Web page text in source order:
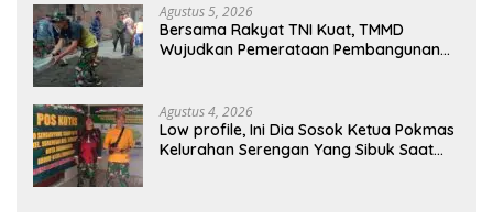
Agustus 5, 2026
Bersama Rakyat TNI Kuat, TMMD
Wujudkan Pemerataan Pembangunan
Agustus 4, 2026
Low profile, Ini Dia Sosok Ketua Pokmas
Kelurahan Serengan Yang Sibuk Saat